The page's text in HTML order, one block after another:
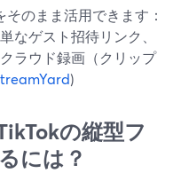
のまま活用できます：
なゲスト招待リンク、
ラウド録画（クリップ
)
の縦型フ
には？